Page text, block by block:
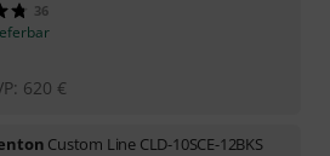
36
620 €
Custom Line CLD-10SCE-12BKS